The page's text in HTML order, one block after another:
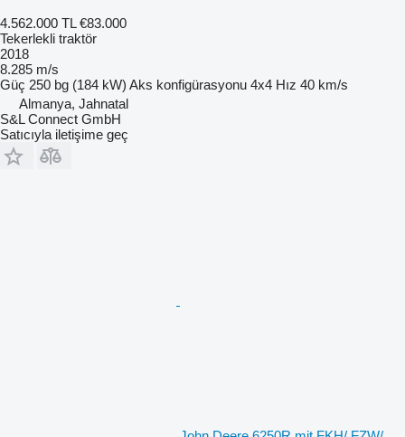
4.562.000 TL €83.000
Tekerlekli traktör
2018
8.285 m/s
Güç 250 bg (184 kW) Aks konfigürasyonu 4x4 Hız 40 km/s
Almanya, Jahnatal
S&L Connect GmbH
Satıcıyla iletişime geç